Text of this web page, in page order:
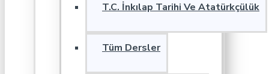
T.C. İnkılap Tarihi Ve Atatürkçülük
Tüm Dersler